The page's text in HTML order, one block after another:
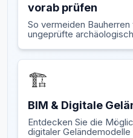
vorab prüfen
So vermeiden
ungeprüfte
🏗️
BIM & Digitale
Entdecken Sie die
digitaler